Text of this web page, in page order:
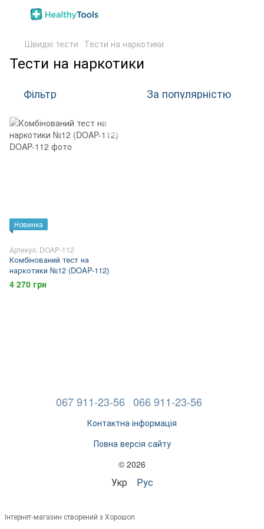
Швидкі тести Тести на наркотики
Тести на наркотики
Фільтр За популярністю
Новинка
Артикул: DOAP-112
Комбінований тест на
наркотики №12 (DOAP-112)
4 270 грн
067 911-23-56 066 911-23-56
Контактна інформація
Повна версія сайту
© 2026
Укр Рус
Інтернет-магазин створений з Хорошоп